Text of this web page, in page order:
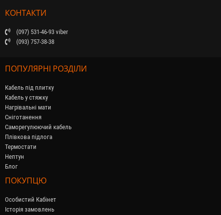
КОНТАКТИ
(097) 531-46-93 viber
(093) 757-38-38
ПОПУЛЯРНІ РОЗДІЛИ
Кабель під плитку
Кабель у стяжку
Нагрівальні мати
Сніготанення
Саморегулюючий кабель
Плівкова підлога
Термостати
Нептун
Блог
ПОКУПЦЮ
Особистий Кабінет
Історія замовлень